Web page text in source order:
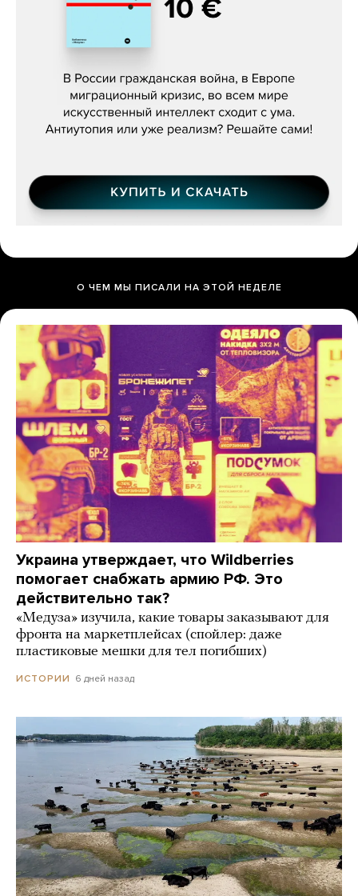
Константин Зарубин, «Наше сердце
О ЧЕМ МЫ ПИСАЛИ НА ЭТОЙ НЕДЕЛЕ
Украина утверждает, что Wildberries
помогает снабжать армию РФ. Это
действительно так?
«Медуза» изучила, какие товары заказывают для
фронта на маркетплейсах (спойлер: даже
пластиковые мешки для тел погибших)
ИСТОРИИ 6 дней назад